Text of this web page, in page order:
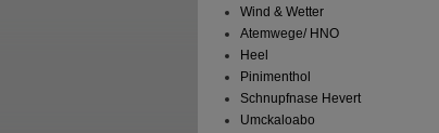
Wind & Wetter
Atemwege/ HNO
Heel
Pinimenthol
Schnupfnase Hevert
Umckaloabo
Unser Preis
Sie sparen